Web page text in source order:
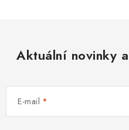
Aktuální novinky
E-mail